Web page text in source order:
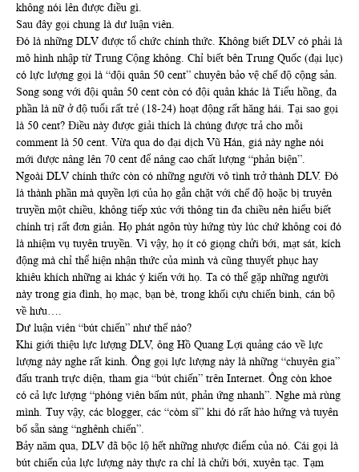
không nói lên được điều gì.
Sau đây gọi chung là dư luận viên.
Đó là những DLV được tổ chức chính thức. Không biết DLV có phải là
mô hình nhập từ Trung Cộng không. Chỉ biết bên Trung Quốc (đại lục)
có lực lượng gọi là “đội quân 50 cent” chuyên bảo vệ chế độ cộng sản.
Song song với đội quân 50 cent còn có đội quân khác là Tiểu hồng, đa
phần là nữ ở độ tuổi rất trẻ (18-24) hoạt động rất hăng hái. Tại sao gọi
là 50 cent? Điều này được giải thích là chúng được trả cho mỗi
comment là 50 cent. Vừa qua do đại dịch Vũ Hán, giá này nghe nói
mới được nâng lên 70 cent để nâng cao chất lượng “phản biện”.
Ngoài DLV chính thức còn có những người vô tình trở thành DLV. Đó
là thành phần mà quyền lợi của họ gắn chặt với chế độ hoặc bị truyên
truyền một chiều, không tiếp xúc với thông tin đa chiều nên hiểu biết
chính trị rất đơn giản. Họ phát ngôn tùy hứng tùy lúc chứ không coi đó
là nhiệm vụ tuyên truyền. Vì vậy, họ ít có giọng chửi bới, mạt sát, kích
động mà chỉ thể hiện nhận thức của mình và cũng thuyết phục hay
khiêu khích những ai khác ý kiến với họ. Ta có thể gặp những người
này trong gia đình, họ mạc, bạn bè, trong khối cựu chiến binh, cán bộ
về hưu….
Dư luận viên “bút chiến” như thế nào?
Khi giới thiệu lực lượng DLV, ông Hồ Quang Lợi quảng cáo về lực
lượng này nghe rất kinh. Ông gọi lực lượng này là những “chuyên gia”
đấu tranh trực diện, tham gia “bút chiến” trên Internet. Ông còn khoe
có cả lực lượng “phóng viên bấm nút, phản ứng nhanh”. Nghe mà rùng
mình. Tuy vậy, các blogger, các “còm sĩ” khi đó rất hào hứng và tuyên
bố sẵn sàng “nghênh chiến”.
Bảy năm qua, DLV đã bộc lộ hết những nhược điểm của nó. Cái gọi là
bút chiến của lực lượng này thực ra chỉ là chửi bới, xuyên tạc. Tạm